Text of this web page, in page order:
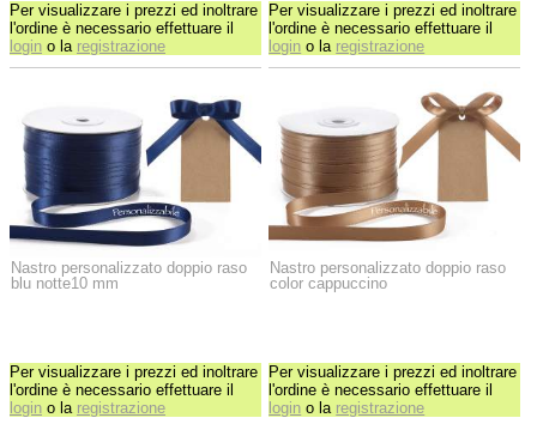
Per visualizzare i prezzi ed inoltrare
l'ordine è necessario effettuare il
login o la registrazione
Per visualizzare i prezzi ed inoltrare
l'ordine è necessario effettuare il
login o la registrazione
Nastro personalizzato doppio raso
blu notte10 mm
Per visualizzare i prezzi ed inoltrare
l'ordine è necessario effettuare il
login o la registrazione
Nastro personalizzato doppio raso
color cappuccino
Per visualizzare i prezzi ed inoltrare
l'ordine è necessario effettuare il
login o la registrazione